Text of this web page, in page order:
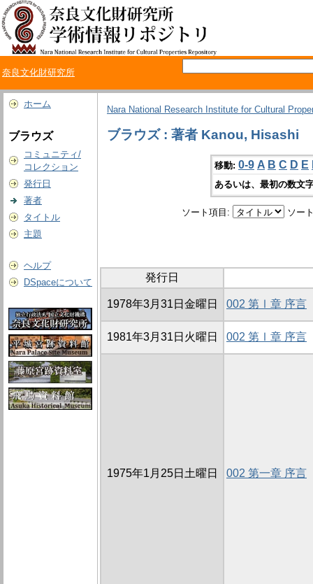
奈良文化財研究所
ホーム
ブラウズ
コミュニティ/
コレクション
発行日
著者
タイトル
主題
ヘルプ
DSpaceについて
Nara National Research Institute for Cultural
ブラウズ : 著者 Kanou, Hisashi
移動: 0-9 A B C D E
あるいは、最初の数文
ソート項目: ソー
発行日
1978年3月31日金曜日 002 第Ⅰ章 序言
1981年3月31日火曜日 002 第Ⅰ章 序言
1975年1月25日土曜日 002 第一章 序言